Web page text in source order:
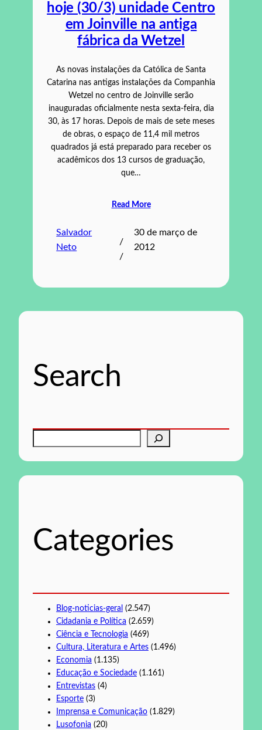
hoje (30/3) unidade Centro
em Joinville na antiga
fábrica da Wetzel
As novas instalações da Católica de Santa
Catarina nas antigas instalações da Companhia
Wetzel no centro de Joinville serão
inauguradas oficialmente nesta sexta-feira, dia
30, às 17 horas. Depois de mais de sete meses
de obras, o espaço de 11,4 mil metros
quadrados já está preparado para receber os
acadêmicos dos 13 cursos de graduação,
que…
Read More
Salvador
Neto
/
/
30 de março de
2012
Search
aCategories
Blog-noticias-geral (2.547)
Cidadania e Política (2.659)
Ciência e Tecnologia (469)
Cultura, Literatura e Artes (1.496)
Economia (1.135)
Educação e Sociedade (1.161)
Entrevistas (4)
Esporte (3)
Imprensa e Comunicação (1.829)
Lusofonia (20)